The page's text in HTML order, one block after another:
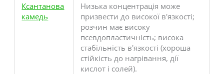
Ксантанова
камедь
Низька концентрація може
призвести до високої в'язкості;
розчин має високу
псевдопластичність; висока
стабільність в'язкості (хороша
стійкість до нагрівання, дії
кислот і солей).